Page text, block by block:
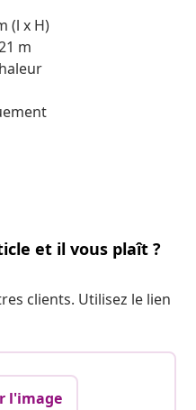
(l x H)
m
et il vous plaît ?
clients. Utilisez le lien
l'image